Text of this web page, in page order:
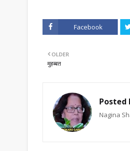
Facebook
OLDER
मुहब्बत
Posted
Nagina